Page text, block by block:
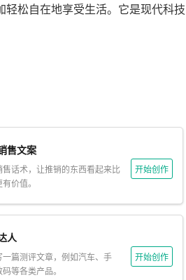
松自在地享受生活。它是现代科技
售文案
售话术，让推销的东西看起来比
价值。
开始创作
人
一篇测评文章，例如汽车、手
等各类产品。
开始创作